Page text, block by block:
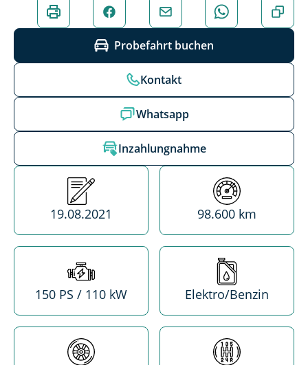
Probefahrt buchen
Kontakt
Whatsapp
Inzahlungnahme
Erstzulassung
19.08.2021
Kilometerstand
98.600 km
Leistung
150 PS / 110 kW
Treibstoff
Elektro/Benzin
Antrieb Getriebe